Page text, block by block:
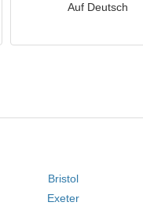
Auf Deutsch
Bristol
Exeter